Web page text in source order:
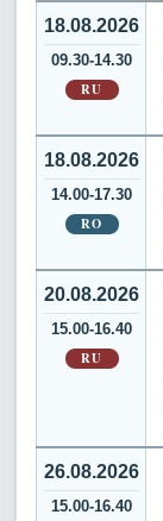
18.08.2026
09.30-14.30
RU
18.08.2026
14.00-17.30
RO
20.08.2026
15.00-16.40
RU
26.08.2026
15.00-16.40